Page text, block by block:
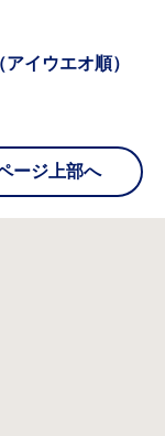
イウエオ順）
ージ上部へ